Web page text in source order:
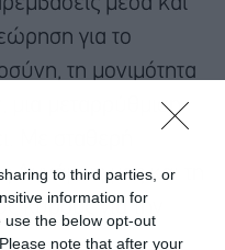
to third parties, or
information for
the below opt-out
note that after your
για το
τη μονιμότητα
μεταρρύθμιση
Δυνάμεις μας και τη
κύρους για την